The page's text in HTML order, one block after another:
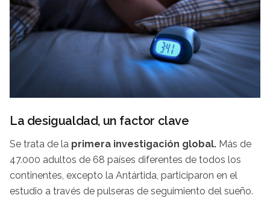
La desigualdad, un factor clave
Se trata de la primera investigación global. Más de
47.000 adultos de 68 países diferentes de todos los
continentes, excepto la Antártida, participaron en el
estudio a través de pulseras de seguimiento del sueño.